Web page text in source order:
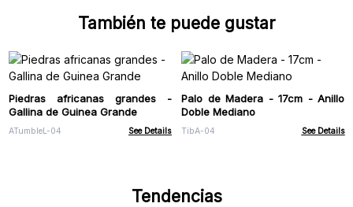
También te puede gustar
Piedras africanas grandes -
Gallina de Guinea Grande
ATumbleL-04 See Details
Palo de Madera - 17cm - Anillo
Doble Mediano
TibA-04 See Details
Tendencias